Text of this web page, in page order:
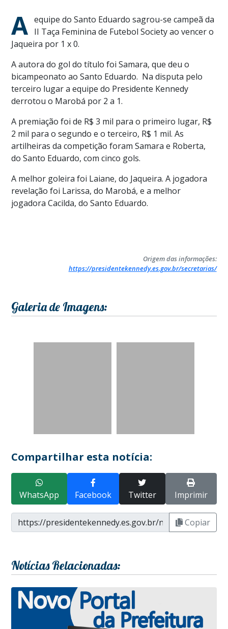
A equipe do Santo Eduardo sagrou-se campeã da
II Taça Feminina de Futebol Society ao vencer o
Jaqueira por 1 x 0.
A autora do gol do título foi Samara, que deu o
bicampeonato ao Santo Eduardo. Na disputa pelo
terceiro lugar a equipe do Presidente Kennedy
derrotou o Marobá por 2 a 1.
A premiação foi de R$ 3 mil para o primeiro lugar, R$
2 mil para o segundo e o terceiro, R$ 1 mil.As
artilheiras da competição foram Samara e Roberta,
do Santo Eduardo, com cinco gols.
A melhor goleira foi Laiane, do Jaqueira. A jogadora
revelação foi Larissa, do Marobá, e a melhor
jogadora Cacilda, do Santo Eduardo.
Origem das informações:
https://presidentekennedy.es.gov.br/secretarias/
Galeria de Imagens:
Compartilhar esta notícia:
WhatsApp Facebook Twitter Imprimir
Copiar
Notícias Relacionadas: